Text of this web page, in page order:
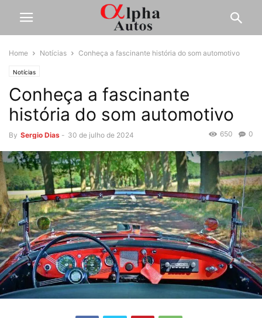
Home Notícias Conheça a fascinante história do som automotivo
Notícias
Conheça a fascinante
história do som automotivo
By Sergio Dias - 30 de julho de 2024 0
650